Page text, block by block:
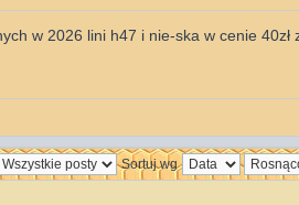
w 2026 lini h47 i nie-ska w cenie 40zł
Sortuj wg